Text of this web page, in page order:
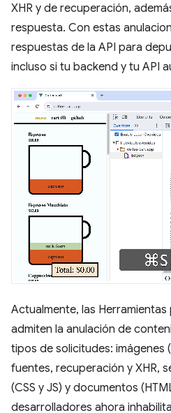
XHR y de recuperación,
respuesta. Con estas
respuestas de la API para
incluso si tu backend y tu API
Actualmente, las
admiten la anulación de
tipos de solicitudes: imágenes
fuentes, recuperación y XHR,
(CSS y JS) y documentos
desarrolladores ahora